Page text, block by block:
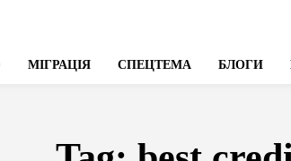
МІГРАЦІЯ СПЕЦТЕМА БЛОГИ